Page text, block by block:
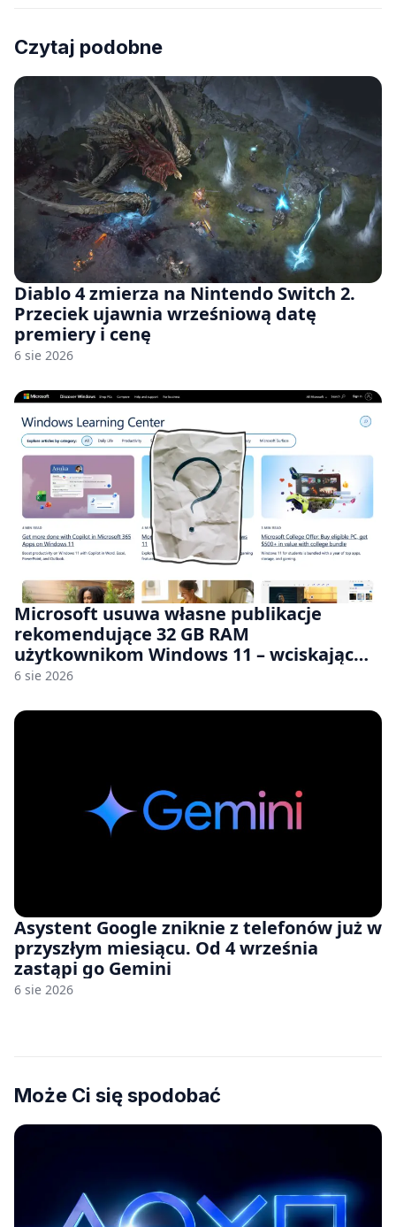
Czytaj podobne
Diablo 4 zmierza na Nintendo Switch 2.
Przeciek ujawnia wrześniową datę
premiery i cenę
6 sie 2026
Microsoft usuwa własne publikacje
rekomendujące 32 GB RAM
użytkownikom Windows 11 – wciskając
nam przy tym komputery z 8 GB RAM po
6 sie 2026
Asystent Google zniknie z telefonów już w
przyszłym miesiącu. Od 4 września
zastąpi go Gemini
6 sie 2026
Może Ci się spodobać